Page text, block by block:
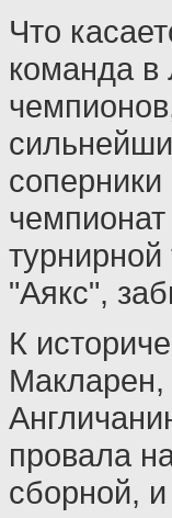
Что
команда в
"Аякс",
К
провала
сборной,